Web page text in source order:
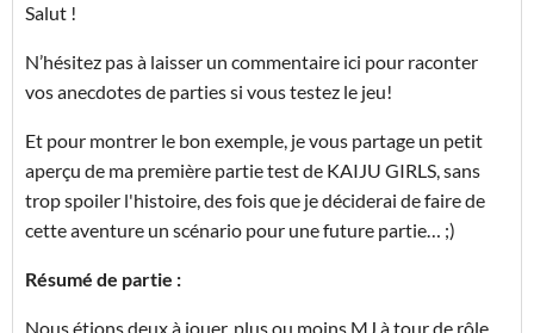
Salut !
N’hésitez pas à laisser un commentaire ici pour raconter
vos anecdotes de parties si vous testez le jeu!
Et pour montrer le bon exemple, je vous partage un petit
aperçu de ma première partie test de KAIJU GIRLS, sans
trop spoiler l'histoire, des fois que je déciderai de faire de
cette aventure un scénario pour une future partie… ;)
Résumé de partie :
Nous étions deux à jouer, plus ou moins MJ à tour de rôle,